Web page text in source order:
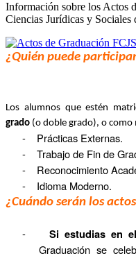
Información sobre los Actos
Ciencias Jurídicas y Sociales
¿Quién puede
Los alumnos que estén
grado (o doble grado), o como
-
Prácticas Externas.
-
Trabajo de Fin de
-
Reconocimiento
-
Idioma Moderno.
¿Cuándo serán los
- Si estudias en
Graduación se